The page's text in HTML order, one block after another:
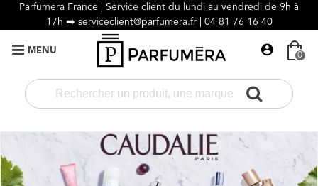
Parfumera France | Service client du lundi au vendredi de 9h à
17h ➡️ serviceclient@parfumera.fr | 04 81 76 16 40
MENU 0